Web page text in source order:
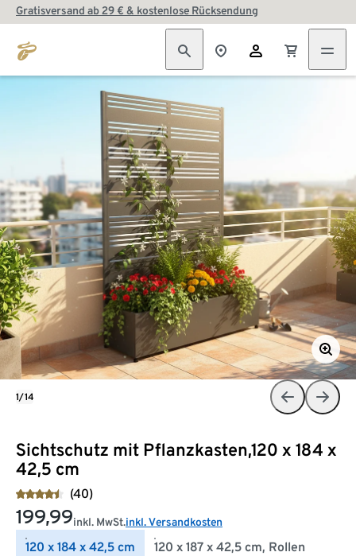
Gratisversand ab 29 € & kostenlose Rücksendung
Sichtschutz mit Pflanzkasten,120 x 184 x
42,5 cm
(40)
199,99inkl. MwSt.inkl. Versandkosten
120 x 184 x 42,5 cm 120 x 187 x 42,5 cm, Rollen
1/14